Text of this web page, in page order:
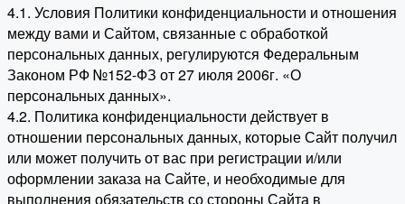
4.1. Условия Политики конфиденциальности и отношения
между вами и Сайтом, связанные с обработкой
персональных данных, регулируются Федеральным
Законом РФ №152-ФЗ от 27 июля 2006г. «О
персональных данных».
4.2. Политика конфиденциальности действует в
отношении персональных данных, которые Сайт получил
или может получить от вас при регистрации и/или
оформлении заказа на Сайте, и необходимые для
выполнения обязательств со стороны Сайта в